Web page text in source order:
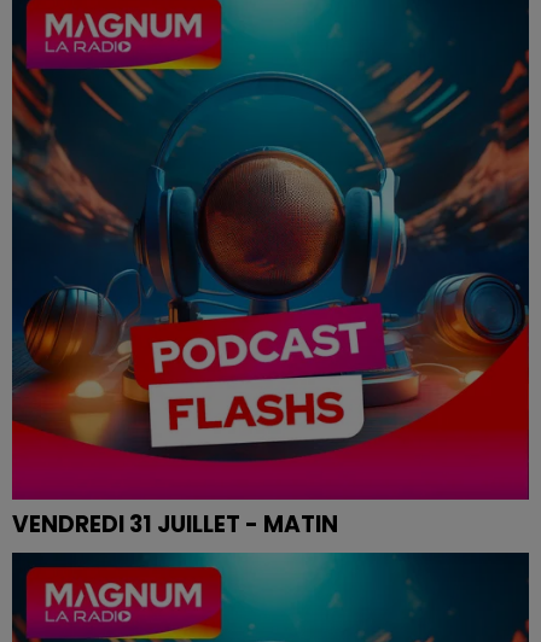
VENDREDI 31 JUILLET - MATIN
Les infos de ce vendredi matin.